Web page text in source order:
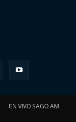
EN VIVO SAGO AM